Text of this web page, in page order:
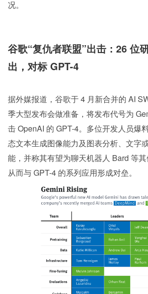
况。
谷歌“复仇者联盟”出击：26 位
出，对标 GPT-4
据外媒报道，谷歌于 4 月新合并的 AI
季大型发布会做准备，将发布代号为
击 OpenAI 的 GPT-4。多位开发人员爆
态文本生成图像能力及图表分析、文字
能，并称其有望为聊天机器人 Bard 等其
从而与 GPT-4 的系列应用形成对垒。